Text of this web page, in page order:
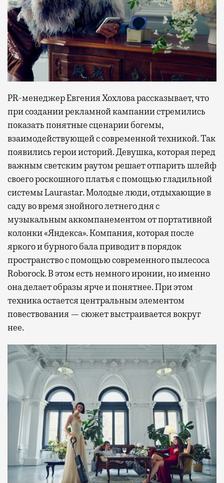
PR-менеджер Евгения Хохлова рассказывает, что
при создании рекламной кампании стремились
показать понятные сценарии богемы,
взаимодействующей с современной техникой. Так
появились герои историй. Девушка, которая перед
важным светским раутом решает отпарить шлейф
своего роскошного платья с помощью гладильной
системы Laurastar. Молодые люди, отдыхающие в
саду во время знойного летнего дня с
музыкальным аккомпанементом от портативной
колонки «Яндекса». Компания, которая после
яркого и бурного бала приводит в порядок
пространство с помощью современного пылесоса
Roborock. В этом есть немного иронии, но именно
она делает образы ярче и понятнее. При этом
техника остается центральным элементом
повествования — сюжет выстраивается вокруг
нее.